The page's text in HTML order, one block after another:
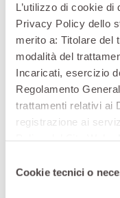
L’utilizzo di cookie
Privacy Policy dello
merito a: Titolare del
modalità del
Incaricati, esercizio
Regolamento
trattamenti relativi ai
registrazione ai
specifiche per i
delCookie tecnici o
interagire con le
e la loro morte.
I fitocomposti
Oltre alle fibre i
all’organismo
spiegare in parte
fitocomposti sono